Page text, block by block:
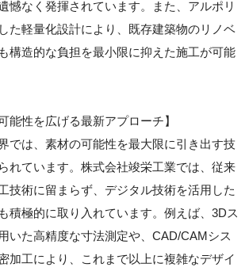
憾なく発揮されています。また、アルポリ
た軽量化設計により、既存建築物のリノベ
構造的な負担を最小限に抑えた施工が可能
能性を広げる最新アプローチ】
では、素材の可能性を最大限に引き出す技
れています。株式会社竣栄工業では、従来
技術に留まらず、デジタル技術を活用した
積極的に取り入れています。例えば、3Dス
いた高精度な寸法測定や、CAD/CAMシス
加工により、これまで以上に複雑なデザイ